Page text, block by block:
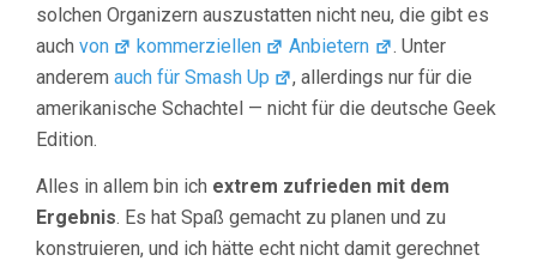
solchen Organizern auszustatten nicht neu, die gibt es
auch von kommerziellen Anbietern
. Unter
anderem auch für Smash Up
, allerdings nur für die
amerikanische Schachtel — nicht für die deutsche Geek
Edition.
Alles in allem bin ich extrem zufrieden mit dem
Ergebnis. Es hat Spaß gemacht zu planen und zu
konstruieren, und ich hätte echt nicht damit gerechnet